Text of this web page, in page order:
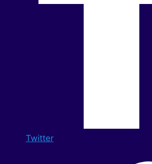
Twitter